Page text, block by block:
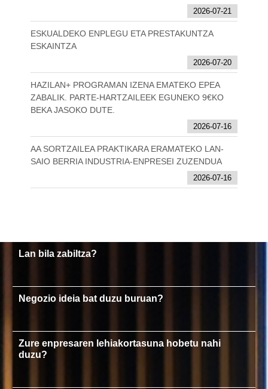
2026-07-21
ESKUALDEKO ENPLEGU ETA PRESTAKUNTZA
ESKAINTZA
2026-07-20
HAZILAN+ PROGRAMAN IZENA EMATEKO EPEA
ZABALIK. PARTE-HARTZAILEEK EGUNEKO 9€KO
BEKA JASOKO DUTE.
2026-07-16
AA SORTZAILEA PRAKTIKARA ERAMATEKO LAN-
SAIO BERRIA INDUSTRIA-ENPRESEI ZUZENDUA
2026-07-16
Lan bila zabiltza?
Negozio ideia bat duzu buruan?
Zure enpresaren lehiakortasuna hobetu nahi
duzu?